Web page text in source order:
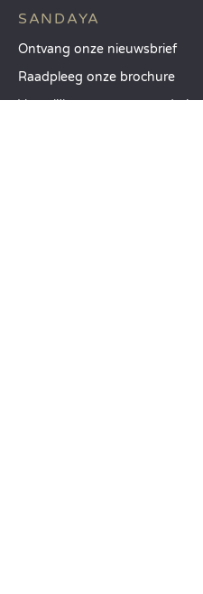
SANDAYA
Ontvang onze nieuwsbrief
Raadpleeg onze brochure
Vergelijk onze accommodaties